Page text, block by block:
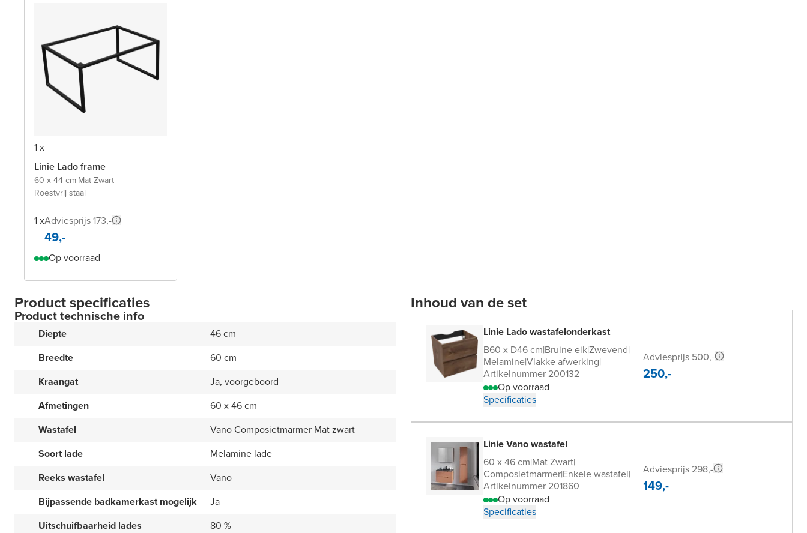
1 x
Linie Lado frame
60 x 44 cm|Mat Zwart|
Roestvrij staal
1 xAdviesprijs 173,-
49,-
Op voorraad
Product specificaties
Product technische info
Diepte
46 cm
Breedte
60 cm
Kraangat
Ja, voorgeboord
Afmetingen
60 x 46 cm
Wastafel
Vano Composietmarmer Mat zwart
Soort lade
Melamine lade
Reeks wastafel
Vano
Bijpassende badkamerkast mogelijk
Ja
Uitschuifbaarheid lades
80 %
Inhoud van de set
Linie Lado wastafelonderkast
B60 x D46 cm|Bruine eik|Zwevend|
Melamine|Vlakke afwerking|
Artikelnummer 200132
Op voorraad
Specificaties
Adviesprijs 500,-
250,-
Linie Vano wastafel
60 x 46 cm|Mat Zwart|
Composietmarmer|Enkele wastafel|
Artikelnummer 201860
Op voorraad
Specificaties
Adviesprijs 298,-
149,-